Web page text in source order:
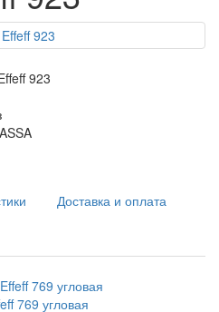
Доставка и оплата
769 угловая